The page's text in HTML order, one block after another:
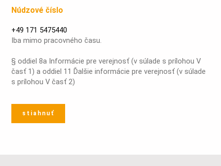
Núdzové číslo
+49 171 5475440
Iba mimo pracovného času.
§ oddiel 8a Informácie pre verejnosť (v súlade s prílohou V
časť 1) a oddiel 11 Ďalšie informácie pre verejnosť (v súlade
s prílohou V časť 2)
stiahnuť